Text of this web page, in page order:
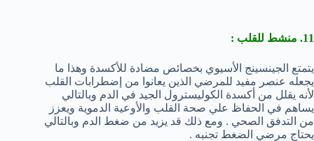
11. منشط للقلب :
يتمتع الجينسينج الأسيوي بخصائص مضادة للأكسدة وهذا ما
يجعله عنصر مفيد للمرضي الذين يعانوا من إضطرابات القلب
لأنه يقلل من أكسدة الكوليسترول الجيد في الدم وبالتالي
يساهم في الحفاظ علي صحة القلب والأوعية الدموية ويعزز
من التدفق الصحي . ومع ذلك قد يزيد من ضغط الدم وبالتالي
يحتاج مرضي الضغط تجنبه .